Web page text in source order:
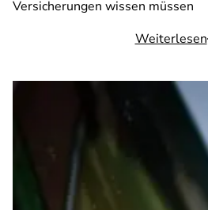
Versicherungen wissen müssen
Weiterlesen